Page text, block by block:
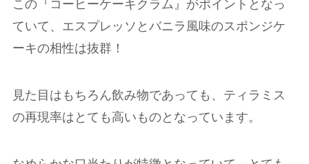
この『コーヒーケーキクラム』がポイントとなっ
ていて、 エスプレッソとバニラ風味のスポンジケ
ーキの相性は抜群！
見た目はもちろん飲み物であっても、ティラミス
の再現率はとても高いものとなっています。